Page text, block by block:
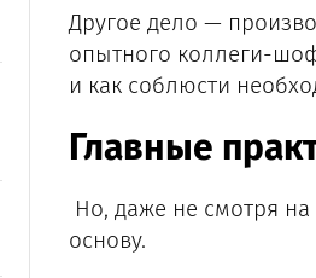
Другое дело —
опытного коллеги-
и как соблюсти
Главные
Но, даже не смотря
основу.